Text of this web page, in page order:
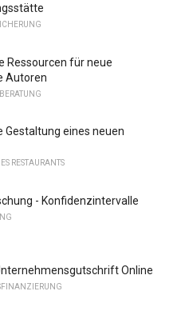
Ressourcen für neue
Autoren
Gestaltung eines neuen
RESTAURANTS
- Konfidenzintervalle
Online